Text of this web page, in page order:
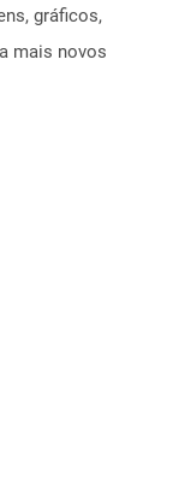
gráficos,
mais novos